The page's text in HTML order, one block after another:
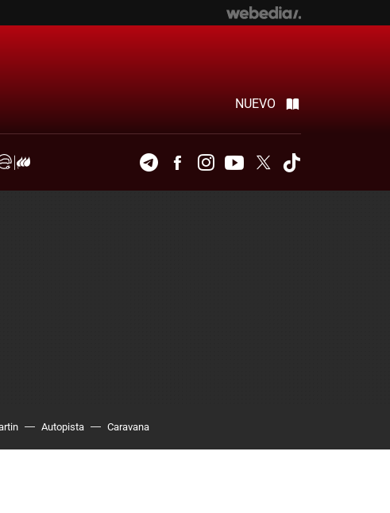
NUEVO
TelegramFacebookInstagramYoutubeTwitter
Autopista Caravana